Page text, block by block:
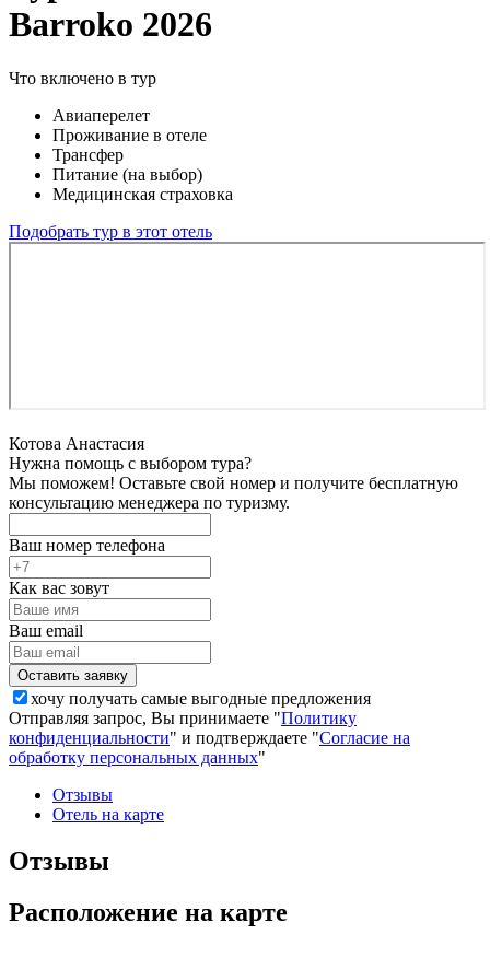
Barroko 2026
Что включено в тур
Авиаперелет
Проживание в отеле
Трансфер
Питание (на выбор)
Медицинская страховка
Подобрать тур в этот отель
Котова Анастасия
Нужна помощь с выбором тура?
Мы поможем! Оставьте свой номер и получите бесплатную
консультацию менеджера по туризму.
Ваш номер телефона
Как вас зовут
Ваш email
хочу получать самые выгодные предложения
Отправляя запрос, Вы принимаете "Политику
конфиденциальности" и подтверждаете "Согласие на
обработку персональных данных"
Отзывы
Отель на карте
Отзывы
Расположение на карте